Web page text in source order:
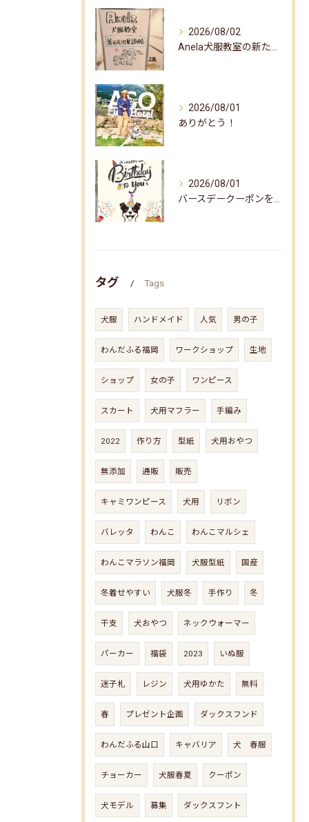
2026/08/02
2026/08/01
ありがとう！
2026/08/01
タグ Tags
犬服 ハンドメイド 人気 男の子
わんだふる福岡 ワークショップ 生地
ショップ 女の子 ワンピース
スカート 犬用マフラー 手編み
2022 作り方 型紙 犬用おやつ
無添加 通販 販売
キャミワンピース 犬用 リボン
バレッタ わんこ わんこマルシェ
わんこマラソン福岡 犬服型紙 国産
冬着せやすい 犬服冬 手作り 冬
干支 犬おやつ ネックウォーマー
パーカー 福袋 2023 いぬ服
迷子札 レジン 犬用ゆかた 無料
春 プレゼント企画 ダックスフンド
わんだふる山口 キャバリア 犬 春服
チョーカー 犬服春夏 クーポン
犬モデル 募集 ダックスフント